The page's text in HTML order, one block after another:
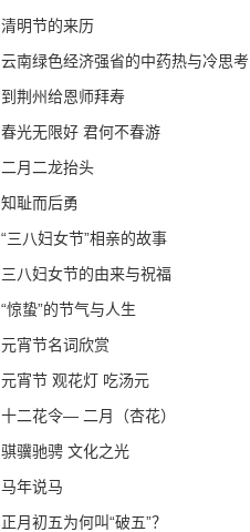
清明节的来历
云南绿色经济强省的中药热与冷思考
到荆州给恩师拜寿
春光无限好 君何不春游
二月二龙抬头
知耻而后勇
“三八妇女节”相亲的故事
三八妇女节的由来与祝福
“惊蛰”的节气与人生
元宵节名词欣赏
元宵节 观花灯 吃汤元
十二花令— 二月（杏花）
骐骥驰骋 文化之光
马年说马
正月初五为何叫“破五”？